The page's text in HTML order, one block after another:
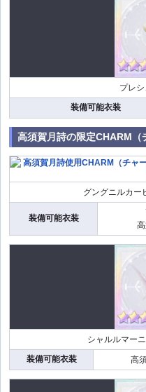
プレ
装備可能衣装
高須賀月詩の限定CHARM（
グングニルカー
装備可能衣装
シャルルマー
装備可能衣装
高